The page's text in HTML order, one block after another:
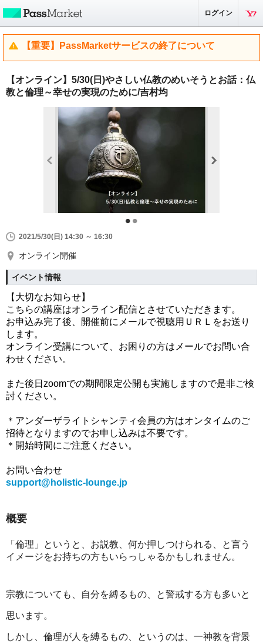
ログイン
【重要】PassMarketサービスの終了について
【オンライン】5/30(日)やさしい仏教のめいそうとお話：仏
教と倫理～幸せの実現のために/吉村均
2021/5/30(日) 14:30 ～ 16:30
オンライン開催
イベント情報
【大切なお知らせ】
こちらの講座はオンライン配信とさせていただきます。
お申込み完了後、開催前にメールで視聴用ＵＲＬをお送り
します。
オンライン受講について、お困りの方はメールでお問い合
わせください。
また後日zoomでの期間限定公開も実施しますので是非ご検
討ください。
＊アンダーザライトシャンティ会員の方はオンタイムのご
招待となりますのでお申し込みは不要です。
＊開始時間にご注意ください。
お問い合わせ
support@holistic-lounge.jp
概要
「倫理」というと、お説教、何か押しつけられる、と言う
イメージをお持ちの方もいらっしゃるかもしれません。
宗教についても、自分を縛るもの、と警戒する方も多いと
思います。
しかし、倫理が人を縛るもの、というのは、一神教を背景